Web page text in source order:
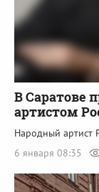
В Саратове
артистом
Народный артист
6 января 08:35